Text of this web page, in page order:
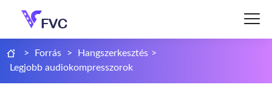
> Forrás > Hangszerkesztés >
Legjobb audiokompresszorok